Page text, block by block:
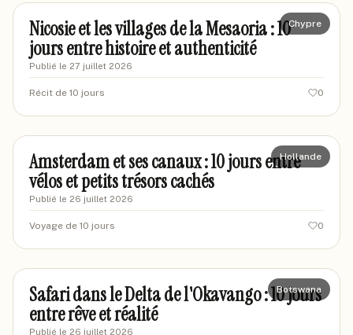
Chypre
Nicosie et les villages de la Mesaoria : 10
jours entre histoire et authenticité
Publié le 27 juillet 2026
Récit de 10 jours 0
marievoyage87
Hollande
Amsterdam et ses canaux : 10 jours entre
vélos et petits trésors cachés
Publié le 26 juillet 2026
Voyage de 10 jours 0
marcaventurier42
Botswana
Safari dans le Delta de l'Okavango : 10 jours
entre rêve et réalité
Publié le 26 juillet 2026